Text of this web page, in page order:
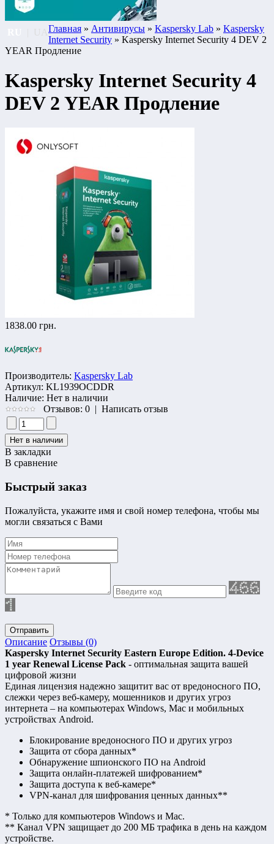
Главная » Антивирусы » Kaspersky Lab » Kaspersky
Internet Security » Kaspersky Internet Security 4 DEV 2
YEAR Продление
Kaspersky Internet Security 4
DEV 2 YEAR Продление
1838.00 грн.
Производитель: Kaspersky Lab
Артикул: KL1939OCDDR
Наличие: Нет в наличии
Отзывов: 0 | Написать отзыв
В закладки
В сравнение
Быстрый заказ
Пожалуйста, укажите имя и свой номер телефона, чтобы мы
могли связаться с Вами
Отправить
Описание Отзывы (0)
Kaspersky Internet Security Eastern Europe Edition. 4-Device
1 year Renewal License Pack - оптимальная защита вашей
цифровой жизни
Единая лицензия надежно защитит вас от вредоносного ПО,
слежки через веб-камеру, мошенников и других угроз
интернета – на компьютерах Windows, Maс и мобильных
устройствах Android.
Блокирование вредоносного ПО и других угроз
Защита от сбора данных*
Обнаружение шпионского ПО на Android
Защита онлайн-платежей шифрованием*
Защита доступа к веб-камере*
VPN-канал для шифрования ценных данных**
* Только для компьютеров Windows и Mac.
** Канал VPN защищает до 200 МБ трафика в день на каждом
устройстве.